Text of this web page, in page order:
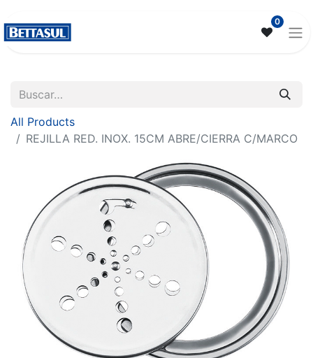
0
All Products
REJILLA RED. INOX. 15CM ABRE/CIERRA C/MARCO